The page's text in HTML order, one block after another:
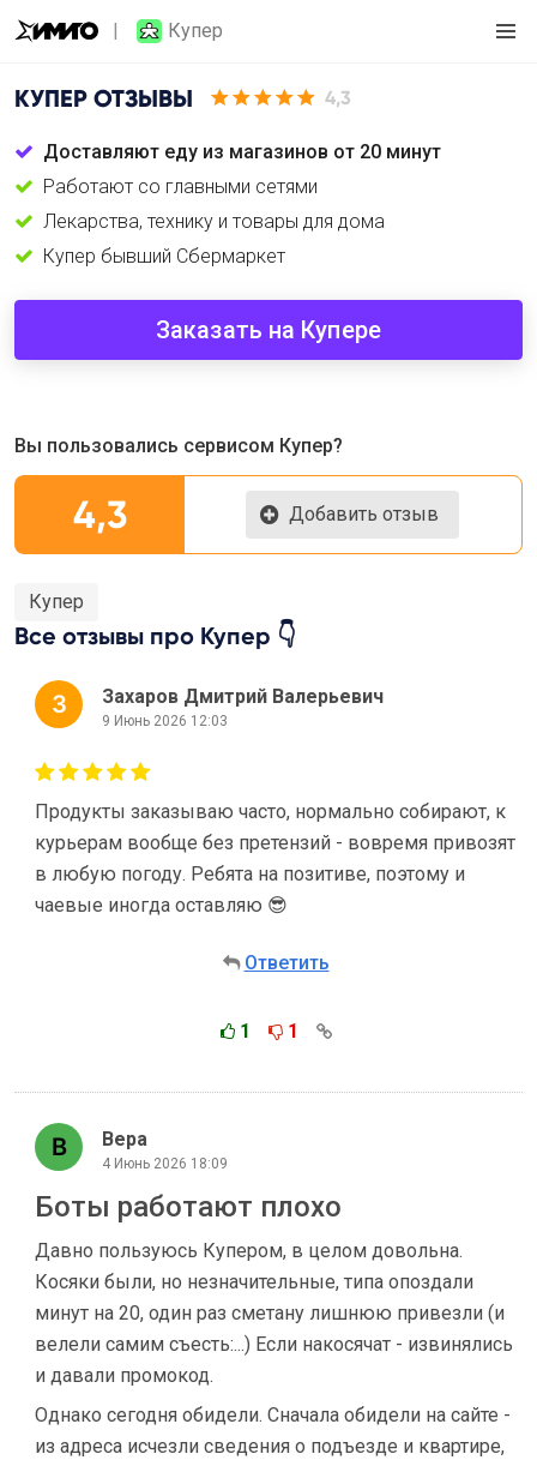
Купер
КУПЕР ОТЗЫВЫ 4,3
Доставляют еду из магазинов от 20 минут
Работают со главными сетями
Лекарства, технику и товары для дома
Купер бывший Сбермаркет
Заказать на Купере
Вы пользовались сервисом Купер?
4,3 Добавить отзыв
Купер
Все отзывы про Купер 👇
Захаров Дмитрий Валерьевич
9 Июнь 2026 12:03
Продукты заказываю часто, нормально собирают, к
курьерам вообще без претензий - вовремя привозят
в любую погоду. Ребята на позитиве, поэтому и
чаевые иногда оставляю 😎
Ответить
1 1
Вера
4 Июнь 2026 18:09
Боты работают плохо
Давно пользуюсь Купером, в целом довольна.
Косяки были, но незначительные, типа опоздали
минут на 20, один раз сметану лишнюю привезли (и
велели самим съесть:...) Если накосячат - извинялись
и давали промокод.
Однако сегодня обидели. Сначала обидели на сайте -
из адреса исчезли сведения о подъезде и квартире,